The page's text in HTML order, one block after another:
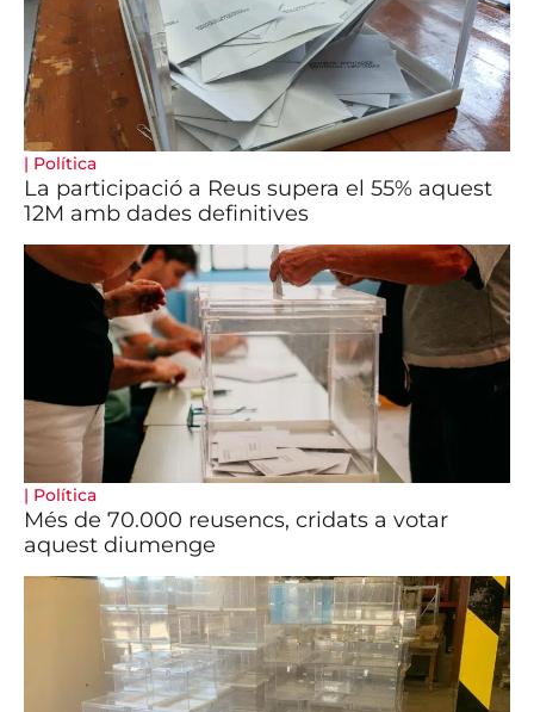
| Política
La participació a Reus supera el 55% aquest
12M amb dades definitives
| Política
Més de 70.000 reusencs, cridats a votar
aquest diumenge